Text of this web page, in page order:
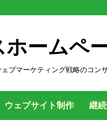
ホームペ
ェブマーケティング戦略のコ
ウェブサイト制作 継